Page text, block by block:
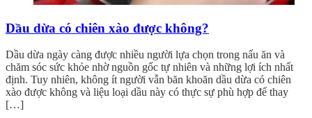
Dầu dừa có chiên xào được không?
Dầu dừa ngày càng được nhiều người lựa chọn trong nấu ăn và
chăm sóc sức khỏe nhờ nguồn gốc tự nhiên và những lợi ích nhất
định. Tuy nhiên, không ít người vẫn băn khoăn dầu dừa có chiên
xào được không và liệu loại dầu này có thực sự phù hợp để thay
[…]